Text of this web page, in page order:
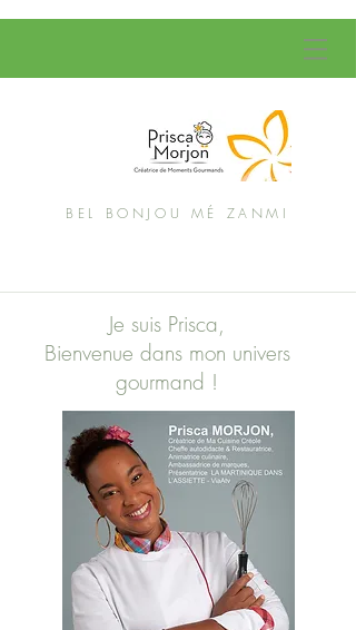
BEL BONJOU MÉ ZANMI
Je suis Prisca,
Bienvenue dans mon univers
gourmand !